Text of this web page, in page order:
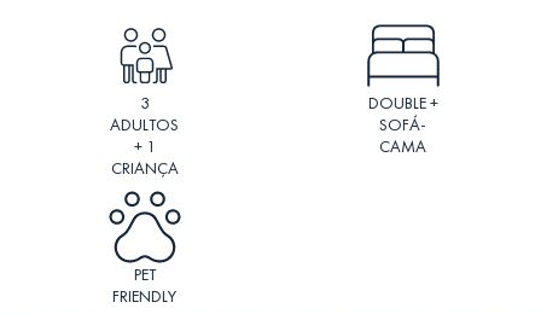
3
ADULTOS
+ 1
CRIANÇA
DOUBLE +
SOFÁ-
CAMA
PET
FRIENDLY